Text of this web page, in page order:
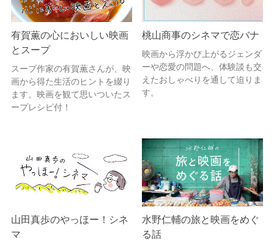
有賀薫の心においしい映画
とスープ
スープ作家の有賀薫さんが、映
画から得た生活のヒントを綴り
ます。映画を観て思いついたス
ープレシピ付！
桃山商事のシネマで恋バナ
映画から浮かび上がるジェンダ
ーや恋愛の問題へ、体験談も交
えたおしゃべりを通して迫りま
す。
山田真歩のやっほー！シネ
マ
水野仁輔の旅と映画をめぐ
る話